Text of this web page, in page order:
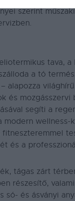
szerint
tava,
a tó
alapozza
és
segíti a
modern wellness-
és a
tágas zárt
részesítő,
só- és ásványi